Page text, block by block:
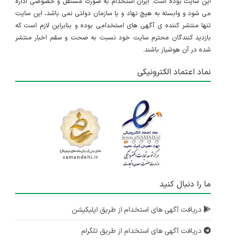
می شود و وابسته به هیچ نهاد و یا سازمان دولتی نمی باشد، این سایت
تنها منتشر کننده ی آگهی های استخدامی بوده و بنابراین لازم است که
بازدید کنندگان محترم سایت خود نسبت به صحت و سقم اخبار منتشر
شده در آن هوشیار باشند.
نماد اعتماد الکترونیکی
ما را دنبال کنید
دریافت آگهی های استخدام از طریق اپلیکیشن
دریافت آگهی های استخدام از طریق تلگرام